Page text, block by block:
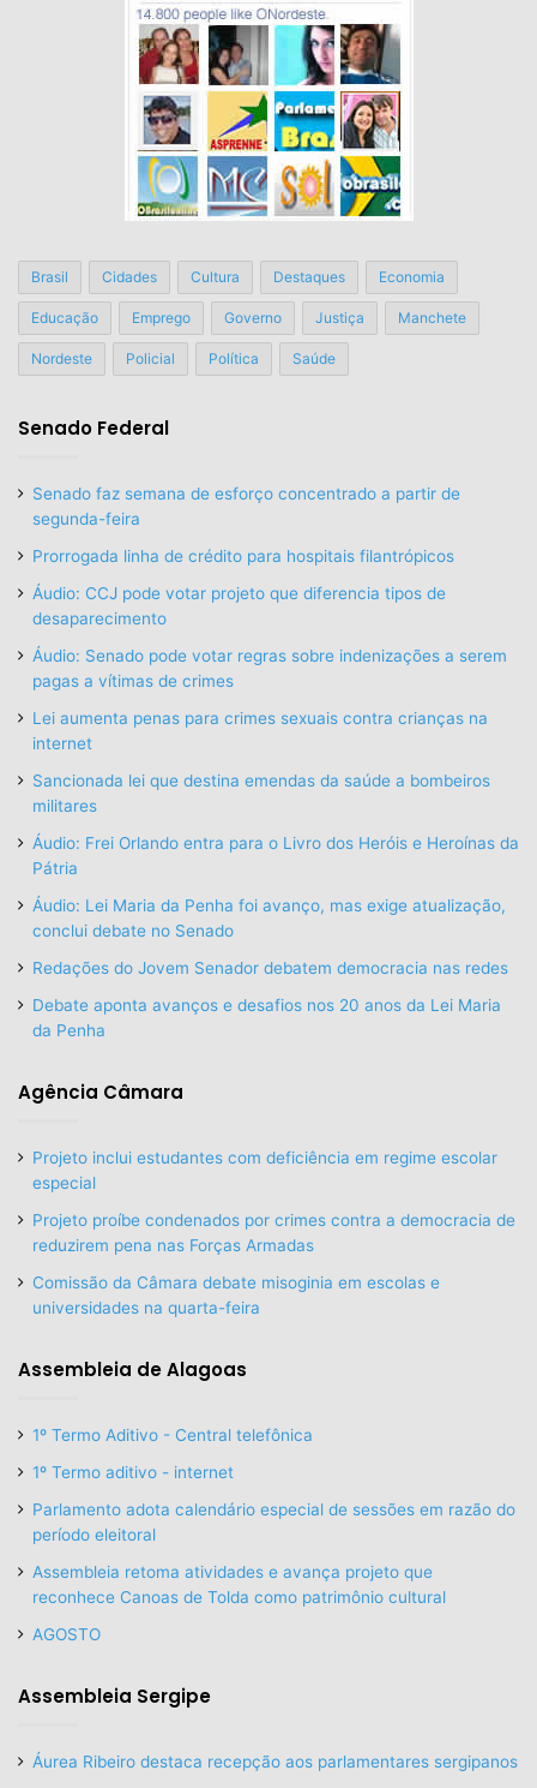
Brasil Cidades Cultura Destaques Economia
Educação Emprego Governo Justiça Manchete
Nordeste Policial Política Saúde
Senado Federal
Senado faz semana de esforço concentrado a partir de
segunda-feira
Prorrogada linha de crédito para hospitais filantrópicos
Áudio: CCJ pode votar projeto que diferencia tipos de
desaparecimento
Áudio: Senado pode votar regras sobre indenizações a serem
pagas a vítimas de crimes
Lei aumenta penas para crimes sexuais contra crianças na
internet
Sancionada lei que destina emendas da saúde a bombeiros
militares
Áudio: Frei Orlando entra para o Livro dos Heróis e Heroínas da
Pátria
Áudio: Lei Maria da Penha foi avanço, mas exige atualização,
conclui debate no Senado
Redações do Jovem Senador debatem democracia nas redes
Debate aponta avanços e desafios nos 20 anos da Lei Maria
da Penha
Agência Câmara
Projeto inclui estudantes com deficiência em regime escolar
especial
Projeto proíbe condenados por crimes contra a democracia de
reduzirem pena nas Forças Armadas
Comissão da Câmara debate misoginia em escolas e
universidades na quarta-feira
Assembleia de Alagoas
1º Termo Aditivo - Central telefônica
1º Termo aditivo - internet
Parlamento adota calendário especial de sessões em razão do
período eleitoral
Assembleia retoma atividades e avança projeto que
reconhece Canoas de Tolda como patrimônio cultural
AGOSTO
Assembleia Sergipe
Áurea Ribeiro destaca recepção aos parlamentares sergipanos